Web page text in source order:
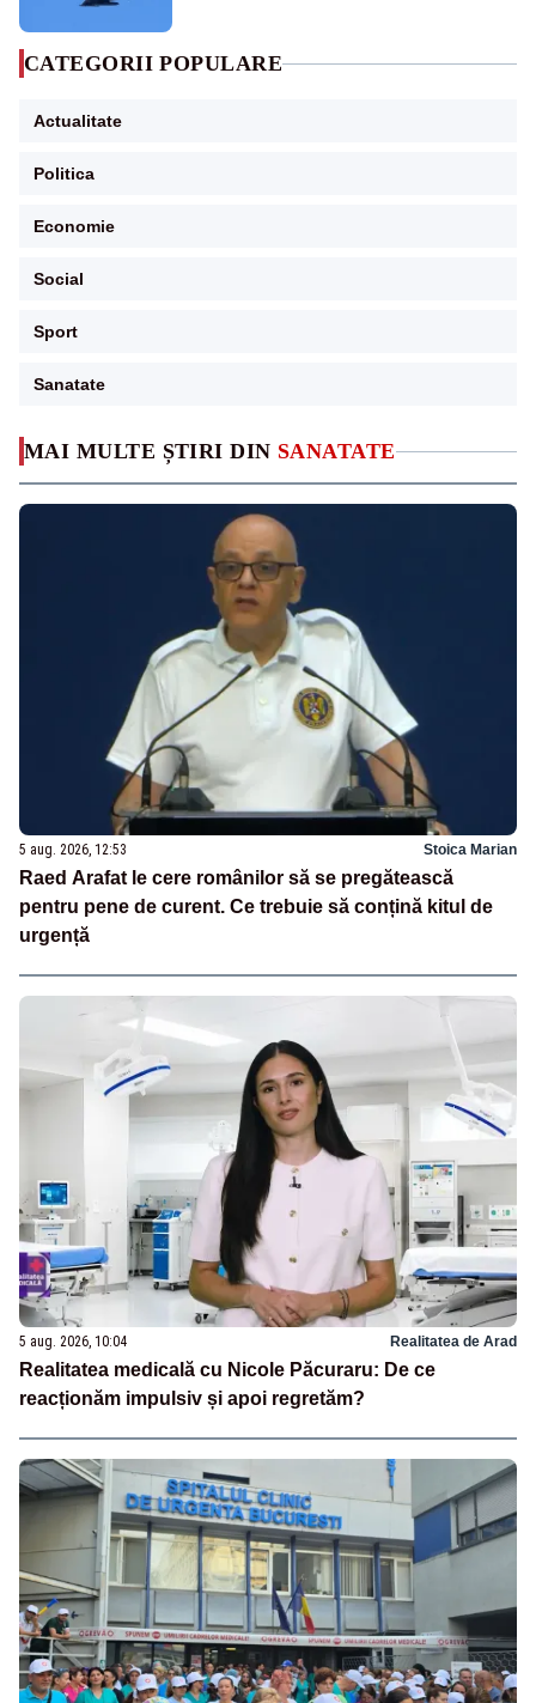
MAI MULTE ȘTIRI DIN SANATATE
5 aug. 2026, 12:53 Stoica Marian
Raed Arafat le cere românilor să se pregătească
pentru pene de curent. Ce trebuie să conțină kitul de
urgență
5 aug. 2026, 10:04 Realitatea de Arad
Realitatea medicală cu Nicole Păcuraru: De ce
reacționăm impulsiv și apoi regretăm?
CATEGORII POPULARE
Actualitate
Politica
Economie
Social
Sport
Sanatate